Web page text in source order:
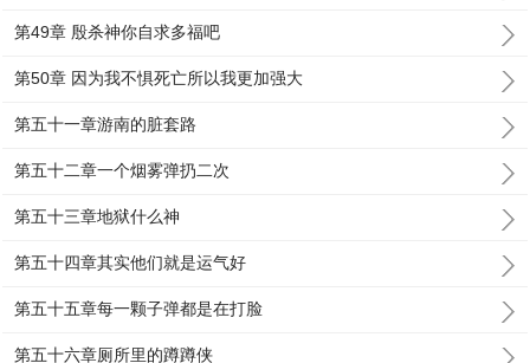
第49章 殷杀神你自求多福吧
第50章 因为我不惧死亡所以我更加强大
第五十一章游南的脏套路
第五十二章一个烟雾弹扔二次
第五十三章地狱什么神
第五十四章其实他们就是运气好
第五十五章每一颗子弹都是在打脸
第五十六章厕所里的蹲蹲侠